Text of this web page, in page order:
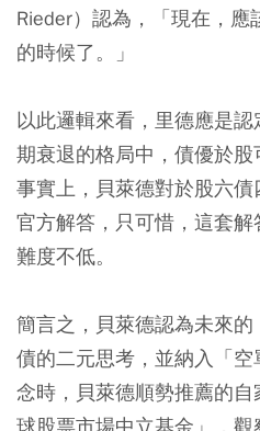
Rieder）認為，「現在，應
的時候了。」
以此邏輯來看，里德應是
期衰退的格局中，債優於
事實上，貝萊德對於股六
官方解答，只可惜，這套解
難度不低。
簡言之，貝萊德認為未來
債的二元思考，並納入「
念時，貝萊德順勢推薦的